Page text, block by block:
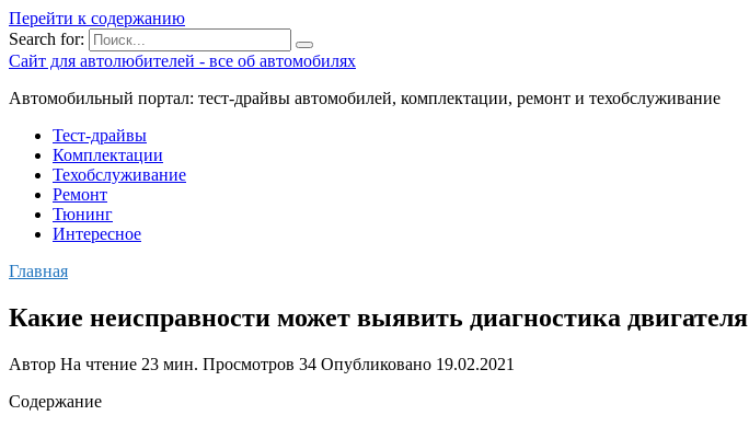
Перейти к содержанию
Search for:
Сайт для автолюбителей - все об автомобилях
Автомобильный портал: тест-драйвы автомобилей, комплектации, ремонт и техобслуживание
Тест-драйвы
Комплектации
Техобслуживание
Ремонт
Тюнинг
Интересное
Главная
Какие неисправности может выявить диагностика двигателя
Автор На чтение 23 мин. Просмотров 34 Опубликовано 19.02.2021
Содержание